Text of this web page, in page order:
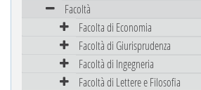
Facoltà
Facolta di Economia
Facoltà di Giurisprudenza
Facoltà di Ingegneria
Facoltà di Lettere e Filosofia